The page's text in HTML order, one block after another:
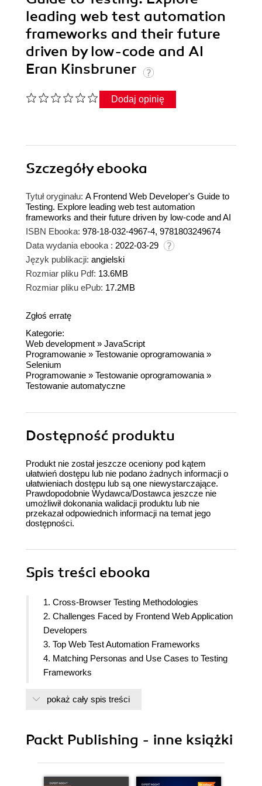
leading web test automation
frameworks and their future
driven by low-code and AI
Eran Kinsbruner
Dodaj opinię
Szczegółyebooka
Tytuł oryginału: A Frontend Web Developer's Guide to
Testing. Explore leading web test automation
frameworks and their future driven by low-code and AI
ISBN Ebooka: 978-18-032-4967-4, 9781803249674
Data wydania ebooka : 2022-03-29
Język publikacji: angielski
Rozmiar pliku Pdf: 13.6MB
Rozmiar pliku ePub: 17.2MB
Zgłoś erratę
Kategorie:
Web development » JavaScript
Programowanie » Testowanie oprogramowania »
Selenium
Programowanie » Testowanie oprogramowania »
Testowanie automatyczne
Dostępność produktu
Produkt nie został jeszcze oceniony pod kątem
ułatwień dostępu lub nie podano żadnych informacji o
ułatwieniach dostępu lub są one niewystarczające.
Prawdopodobnie Wydawca/Dostawca jeszcze nie
umożliwił dokonania walidacji produktu lub nie
przekazał odpowiednich informacji na temat jego
dostępności.
Spis treści ebooka
1. Cross-Browser Testing Methodologies
2. Challenges Faced by Frontend Web Application
Developers
3. Top Web Test Automation Frameworks
4. Matching Personas and Use Cases to Testing
Frameworks
Development Frameworks
7. Core Capabilities of the Leading JavaScript Test
pokaż cały spis treści
Packt Publishing - inne książki